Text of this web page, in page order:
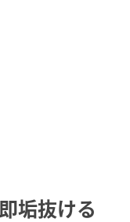
垢抜ける